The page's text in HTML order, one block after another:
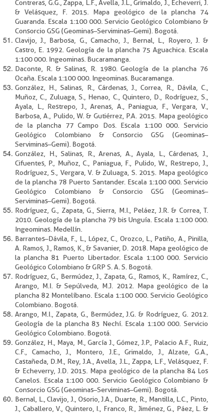
Contreras, G.G., Zappa, L.F., Avella, J.L., Grimaldo, J., Echeverri, J.
& Velásquez, F. 2015. Mapa geológico de la plancha 74
Guaranda. Escala 1:100 000. Servicio Geológico Colombiano &
Consorcio GSG (Geominas–Serviminas–Gemi). Bogotá.
Clavijo, J., Barbosa, G., Camacho, J., Bernal, L., Royero, J. &
Castro, E. 1992. Geología de la plancha 75 Aguachica. Escala
1:100 000. Ingeominas. Bucaramanga.
Daconte, R. & Salinas, R. 1980. Geología de la plancha 76
Ocaña. Escala 1:100 000. Ingeominas. Bucaramanga.
González, H., Salinas, R., Cárdenas, J., Correa, R., Dávila, C.,
Muñoz, C., Zuluaga, S., Henao, C., Quintero, D., Rodríguez, S.,
Ayala, L., Restrepo, J., Arenas, A., Paniagua, F., Vergara, V.,
Barbosa, A., Pulido, W. & Gutiérrez, P.A. 2015. Mapa geológico
de la plancha 77 Campo Dos. Escala 1:100 000. Servicio
Geológico Colombiano & Consorcio GSG (Geominas–
Serviminas–Gemi). Bogotá.
González, H., Salinas, R., Arenas, A., Ayala, L., Cárdenas, J.,
Cifuentes, P., Muñoz, C., Paniagua, F., Pulido, W., Restrepo, J.,
Rodríguez, S., Vergara, V. & Zuluaga, S. 2015. Mapa geológico
de la plancha 78 Puerto Santander. Escala 1:100 000. Servicio
Geológico Colombiano & Consorcio GSG (Geominas–
Serviminas–Gemi). Bogotá.
Rodríguez, G., Zapata, G., Sierra, M.I., Peláez, J.R. & Correa, T.
2010. Geología de la plancha 79 bis Unguía. Escala 1:100 000.
Ingeominas. Medellín.
Barrantes–Dávila, F., L., López, C., Orozco, L., Patiño, A., Pinilla,
A. Ramos, J., Ramos, K., & Savanier, D. 2018. Mapa geológico de
la plancha 81 Puerto Libertador. Escala 1:100 000. Servicio
Geológico Colombiano & GRP S. A. S. Bogotá.
Rodríguez, G., Bermúdez, J., Zapata, G., Ramos, K., Ramírez, C.,
Arango, M.I. & Sepúlveda, M.J. 2012. Mapa geológico de la
plancha 82 Montelíbano. Escala 1:100 000. Servicio Geológico
Colombiano. Bogotá.
Arango, M.I., Zapata, G., Bermúdez, J.G. & Rodríguez, G. 2012.
Geología de la plancha 83 Nechí. Escala 1:100 000. Servicio
Geológico Colombiano. Bogotá.
González, H., Maya, M., García J., Gómez, J.P., Palacio A.F., Ruiz,
C.F., Camacho, J., Montero, J.E., Grimaldo, J., Alzate, G.A.,
Castañeda, D.M., Rey, J.A., Avella, J.L., Zappa, L.F., Velásquez, F.
& Echeverry, J.D. 2015. Mapa geológico de la plancha 84 Los
Canelos. Escala 1:100 000. Servicio Geológico Colombiano &
Consorcio GSG (Geominas–Serviminas–Gemi). Bogotá.
Bernal, L., Clavijo, J., Osorio, J.A., Duarte, R., Mantilla, L.C., Pinto,
J., Caballero, V., Quintero, I., Franco, R., Jiménez, G., Páez, L. &